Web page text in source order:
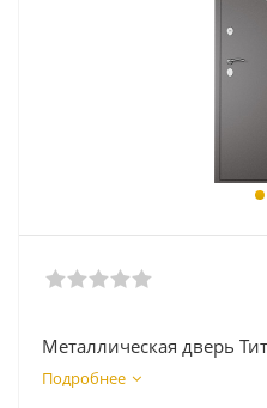
Металлическая дверь
Подробнее